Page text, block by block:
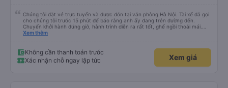
Chúng tôi đặt vé trực tuyến và được đón tại văn phòng Hà Nội. Tài xế đã gọi
cho chúng tôi trước 15 phút để báo rằng anh ấy đang trên đường đến.
Chuyến khởi hành đúng giờ, hành trình diễn ra rất tốt, ghế ngồi thoải mái.
Chúng tôi đã chọn trả khách ở Tam Cốc khi đặt xe trực tuyến, tài xế đã trả
Xem thêm
Không cần thanh toán trước
Xác nhận chỗ ngay lập tức
Xem giá